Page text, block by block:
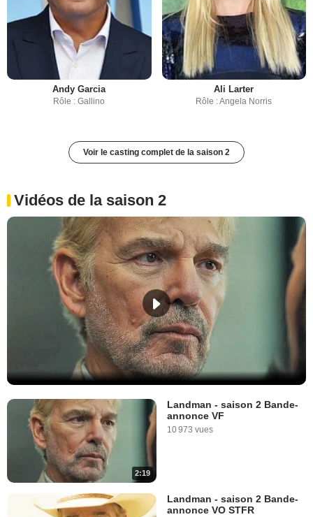
Andy Garcia
Rôle : Gallino
Ali Larter
Rôle : Angela Norris
Voir le casting complet de la saison 2
Vidéos de la saison 2
2:19
Landman - saison 2 Bande-
annonce VF
10 973 vues
Landman - saison 2 Bande-
annonce VO STFR